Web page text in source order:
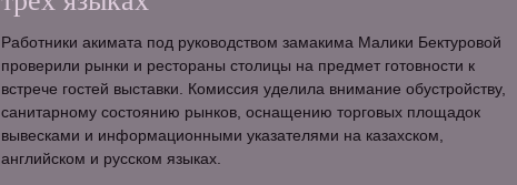
Работники акимата под руководством замакима Малики Бектуровой
проверили рынки и рестораны столицы на предмет готовности к
встрече гостей выставки. Комиссия уделила внимание обустройству,
санитарному состоянию рынков, оснащению торговых площадок
вывесками и информационными указателями на казахском,
английском и русском языках.